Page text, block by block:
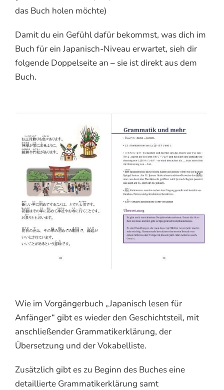
das Buch holen möchte)
Damit du ein Gefühl dafür bekommst, was dich im
Buch für ein Japanisch-Niveau erwartet, sieh dir
folgende Doppelseite an – sie ist direkt aus dem
Buch.
Wie im Vorgängerbuch „Japanisch lesen für
Anfänger“ gibt es wieder den Geschichtsteil, mit
anschließender Grammatikerklärung, der
Übersetzung und der Vokabelliste.
Zusätzlich gibt es zu Beginn des Buches eine
detaillierte Grammatikerklärung samt